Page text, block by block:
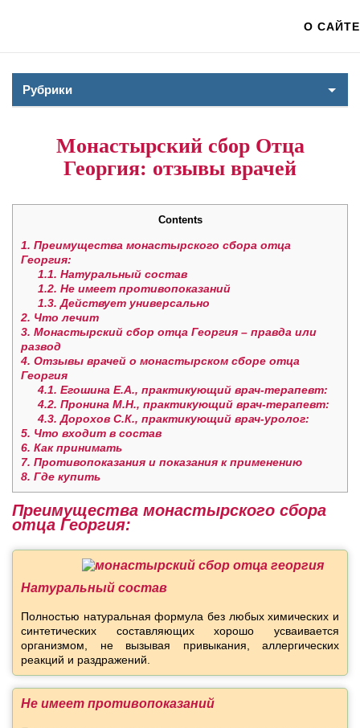
О САЙТЕ
Рубрики
Монастырский сбор Отца
Георгия: отзывы врачей
Contents
1. Преимущества монастырского сбора отца
Георгия:
1.1. Натуральный состав
1.2. Не имеет противопоказаний
1.3. Действует универсально
2. Что лечит
3. Монастырский сбор отца Георгия – правда или
развод
4. Отзывы врачей о монастырском сборе отца
Георгия
4.1. Егошина Е.А., практикующий врач-терапевт:
4.2. Пронина М.Н., практикующий врач-терапевт:
4.3. Дорохов С.К., практикующий врач-уролог:
5. Что входит в состав
6. Как принимать
7. Противопоказания и показания к применению
8. Где купить
Преимущества монастырского сбора
отца Георгия:
Натуральный состав
Полностью натуральная формула без любых химических и
синтетических составляющих хорошо усваивается
организмом, не вызывая привыкания, аллергических
реакций и раздражений.
Не имеет противопоказаний